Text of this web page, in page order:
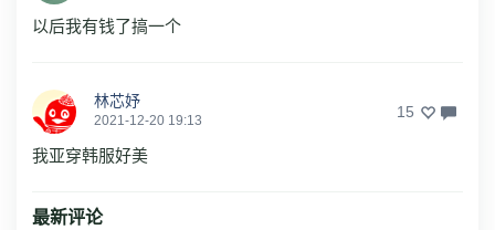
以后我有钱了搞一个
林芯妤
2021-12-20 19:13 15
我亚穿韩服好美
最新评论